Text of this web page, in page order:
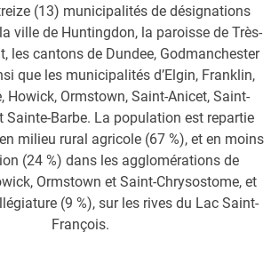
(13) municipalités de désignations
ville de Huntingdon, la paroisse de Très-
les cantons de Dundee, Godmanchester
que les municipalités d’Elgin, Franklin,
Howick, Ormstown, Saint-Anicet, Saint-
Sainte-Barbe. La population est repartie
milieu rural agricole (67 %), et en moins
(24 %) dans les agglomérations de
Ormstown et Saint-Chrysostome, et
(9 %), sur les rives du Lac Saint-
François.